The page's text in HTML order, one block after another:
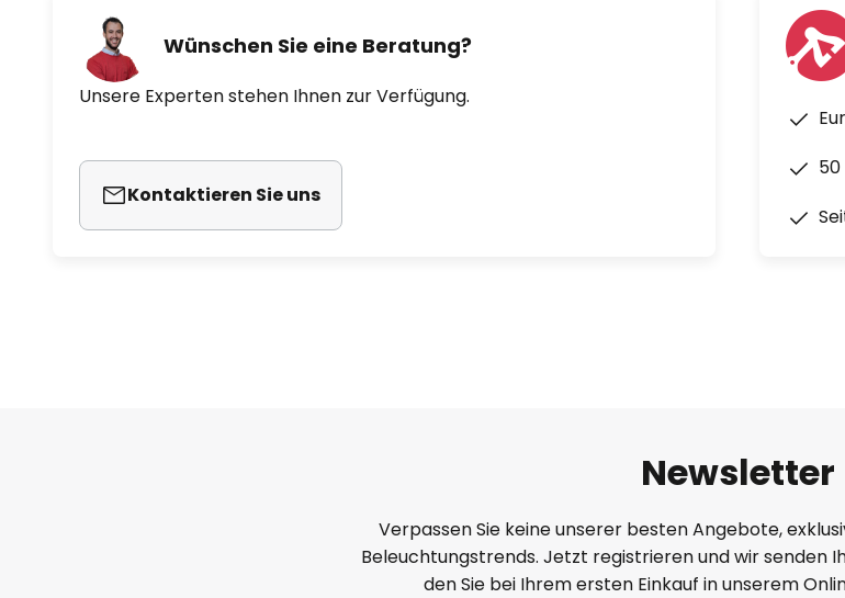
Wünschen Sie eine Beratung?
Unsere Experten stehen Ihnen zur Verfügung.
Kontaktieren Sie uns
Newsletter
Verpassen Sie keine unserer besten Angebote,
Beleuchtungstrends. Jetzt registrieren und wir senden
den Sie bei Ihrem ersten Einkauf in unserem